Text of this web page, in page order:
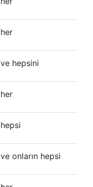
her
ve hepsini
her
hepsi
ve onların hepsi